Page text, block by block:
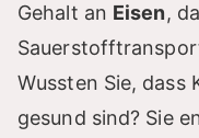
Gehalt an Eisen,
Wussten Sie, dass
gesund sind? Sie